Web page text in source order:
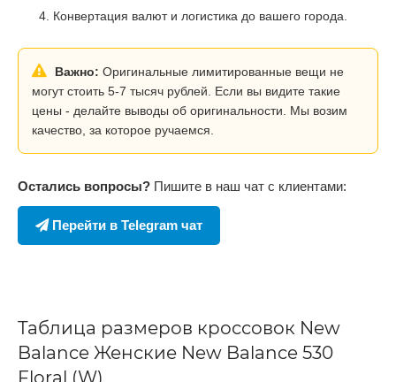
Конвертация валют и логистика до вашего города.
Важно: Оригинальные лимитированные вещи не
могут стоить 5-7 тысяч рублей. Если вы видите такие
цены - делайте выводы об оригинальности. Мы возим
качество, за которое ручаемся.
Остались вопросы? Пишите в наш чат с клиентами:
Перейти в Telegram чат
Таблица размеров кроссовок New
Balance Женские New Balance 530
Floral (W)